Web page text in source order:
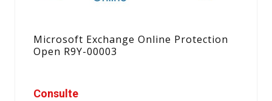
Microsoft Exchange Online Protection
Open R9Y-00003
Consulte